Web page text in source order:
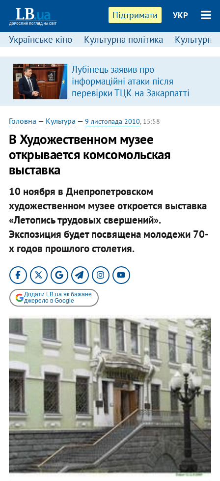
Підтримати УКР
Українське кіно Культурна політика Культурні
Лубінець заявив про
інформаційні атаки після
перевірки ТЦК на Закарпатті
Головна — Культура — 9 листопада 2010, 15:58
В Художественном музее
открывается комсомольская
выставка
10 ноября в Днепропетровском
художественном музее откроется выставка
«Летопись трудовых свершений».
Экспозиция будет посвящена молодежи 70-
х годов прошлого столетия.​
Додати LB.ua як бажане
джерело в Google